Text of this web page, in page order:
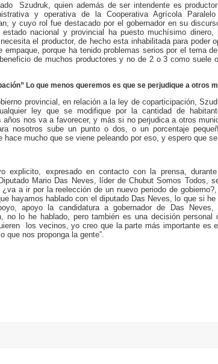
Szudruk, quien además de ser intendente es
y operativa de la Cooperativa Agrícola Paralelo
y cuyo rol fue destacado por el gobernador en su
nacional y provincial ha puesto muchísimo dinero,
el productor, de hecho esta inhabilitada para poder
empaque, porque ha tenido problemas serios por el tema
de muchos productores y no de 2 o 3 como suele
Lo que menos queremos es que se perjudique a otros
provincial, en relación a la ley de coparticipación,
ley que se modifique por la cantidad de
años nos va a favorecer, y más si no perjudica a otros
nosotros sube un punto o dos, o un porcentaje
hace mucho que se viene peleando por eso, y espero que se
explicito, expresado en contacto con la prensa,
Mario Das Neves, líder de Chubut Somos Todos,
a ir por la reelección de un nuevo periodo de gobierno?,
hayamos hablado con el diputado Das Neves, lo que si he
apoyo la candidatura a gobernador de Das
no lo he hablado, pero también es una decisión
los vecinos, yo creo que la parte más importante es
que nos proponga la gente”.